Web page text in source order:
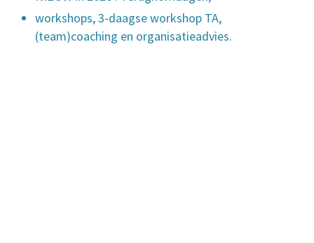
workshops, 3-daagse workshop TA,
(team)coaching en organisatieadvies.